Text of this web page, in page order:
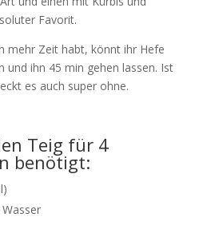
Favorit.
mehr Zeit habt, könnt ihr Hefe
und ihn 45 min gehen lassen. Ist
es auch super ohne.
Teig für 4
benötigt: